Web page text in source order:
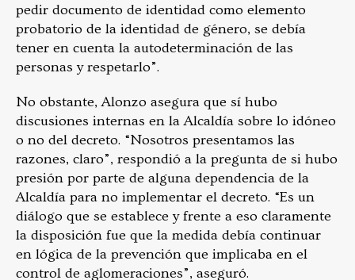
pedir documento de identidad como elemento
probatorio de la identidad de género, se debía
tener en cuenta la autodeterminación de las
personas y respetarlo”.
No obstante, Alonzo asegura que sí hubo
discusiones internas en la Alcaldía sobre lo idóneo
o no del decreto. “Nosotros presentamos las
razones, claro”, respondió a la pregunta de si hubo
presión por parte de alguna dependencia de la
Alcaldía para no implementar el decreto. “Es un
diálogo que se establece y frente a eso claramente
la disposición fue que la medida debía continuar
en lógica de la prevención que implicaba en el
control de aglomeraciones”, aseguró.